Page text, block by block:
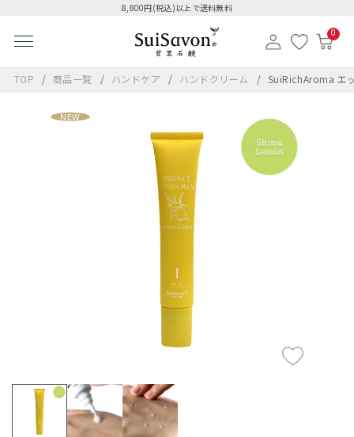
8,800円(税込)以上で送料無料
0
TOP 商品一覧 ハンドケア ハンドクリーム SuiRichAroma エ
NEW